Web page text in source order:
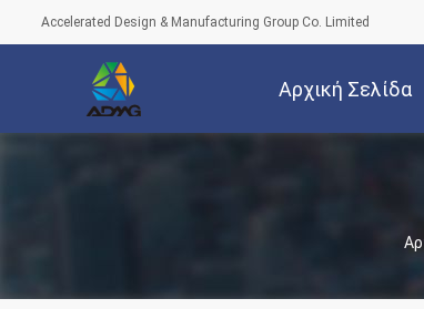
Accelerated Design & Manufacturing Group Co. Limited
Αρχική Σελίδα